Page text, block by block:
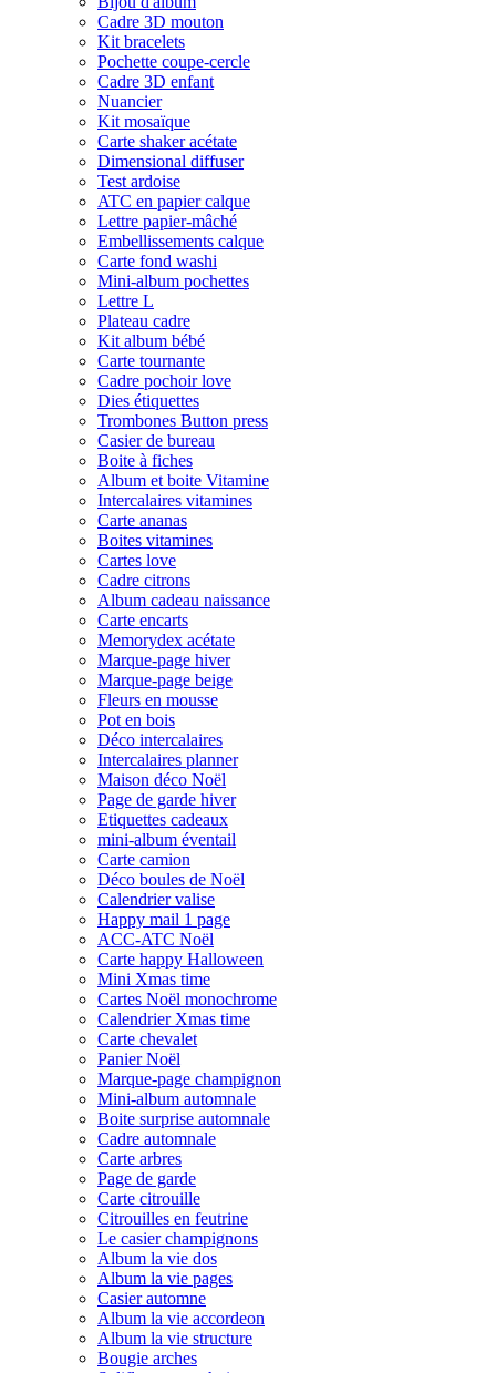
Cadre 3D mouton
Kit bracelets
Pochette coupe-cercle
Cadre 3D enfant
Nuancier
Kit mosaïque
Carte shaker acétate
Dimensional diffuser
Test ardoise
ATC en papier calque
Lettre papier-mâché
Embellissements calque
Carte fond washi
Mini-album pochettes
Lettre L
Plateau cadre
Kit album bébé
Carte tournante
Cadre pochoir love
Dies étiquettes
Trombones Button press
Casier de bureau
Boite à fiches
Album et boite Vitamine
Intercalaires vitamines
Carte ananas
Boites vitamines
Cartes love
Cadre citrons
Album cadeau naissance
Carte encarts
Memorydex acétate
Marque-page hiver
Marque-page beige
Fleurs en mousse
Pot en bois
Déco intercalaires
Intercalaires planner
Maison déco Noël
Page de garde hiver
Etiquettes cadeaux
mini-album éventail
Carte camion
Déco boules de Noël
Calendrier valise
Happy mail 1 page
ACC-ATC Noël
Carte happy Halloween
Mini Xmas time
Cartes Noël monochrome
Calendrier Xmas time
Carte chevalet
Panier Noël
Marque-page champignon
Mini-album automnale
Boite surprise automnale
Cadre automnale
Carte arbres
Page de garde
Carte citrouille
Citrouilles en feutrine
Le casier champignons
Album la vie dos
Album la vie pages
Casier automne
Album la vie accordeon
Album la vie structure
Bougie arches